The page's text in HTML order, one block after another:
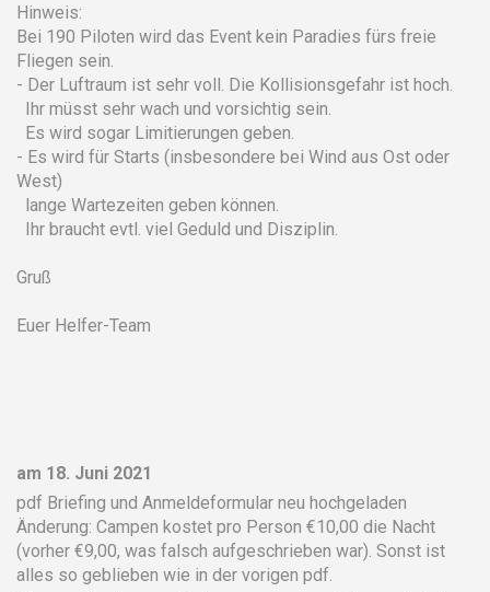
Hinweis:
Bei 190 Piloten wird das Event kein Paradies fürs freie
Fliegen sein.
- Der Luftraum ist sehr voll. Die Kollisionsgefahr ist hoch.
Ihr müsst sehr wach und vorsichtig sein.
Es wird sogar Limitierungen geben.
- Es wird für Starts (insbesondere bei Wind aus Ost oder
West)
lange Wartezeiten geben können.
Ihr braucht evtl. viel Geduld und Disziplin.
Gruß
Euer Helfer-Team
am 18. Juni 2021
pdf Briefing und Anmeldeformular neu hochgeladen
Änderung: Campen kostet pro Person €10,00 die Nacht
(vorher €9,00, was falsch aufgeschrieben war). Sonst ist
alles so geblieben wie in der vorigen pdf.